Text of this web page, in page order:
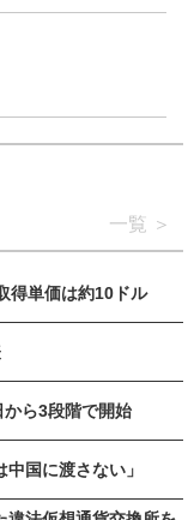
一覧
得単価は約10ドル
ら3段階で開始
国に渡さない」